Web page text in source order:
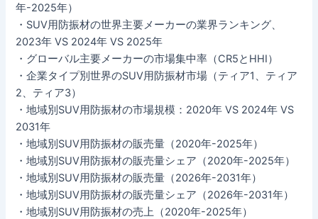
年-2025年）
・SUV用防振材の世界主要メーカーの業界ランキング、
2023年 VS 2024年 VS 2025年
・グローバル主要メーカーの市場集中率（CR5とHHI）
・企業タイプ別世界のSUV用防振材市場（ティア1、ティア
2、ティア3）
・地域別SUV用防振材の市場規模：2020年 VS 2024年 VS
2031年
・地域別SUV用防振材の販売量（2020年-2025年）
・地域別SUV用防振材の販売量シェア（2020年-2025年）
・地域別SUV用防振材の販売量（2026年-2031年）
・地域別SUV用防振材の販売量シェア（2026年-2031年）
・地域別SUV用防振材の売上（2020年-2025年）